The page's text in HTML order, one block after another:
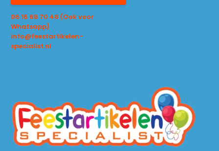
06 15 68 70 48 (Ook voor
Whatsapp)
info@feestartikelen-
specialist.nl